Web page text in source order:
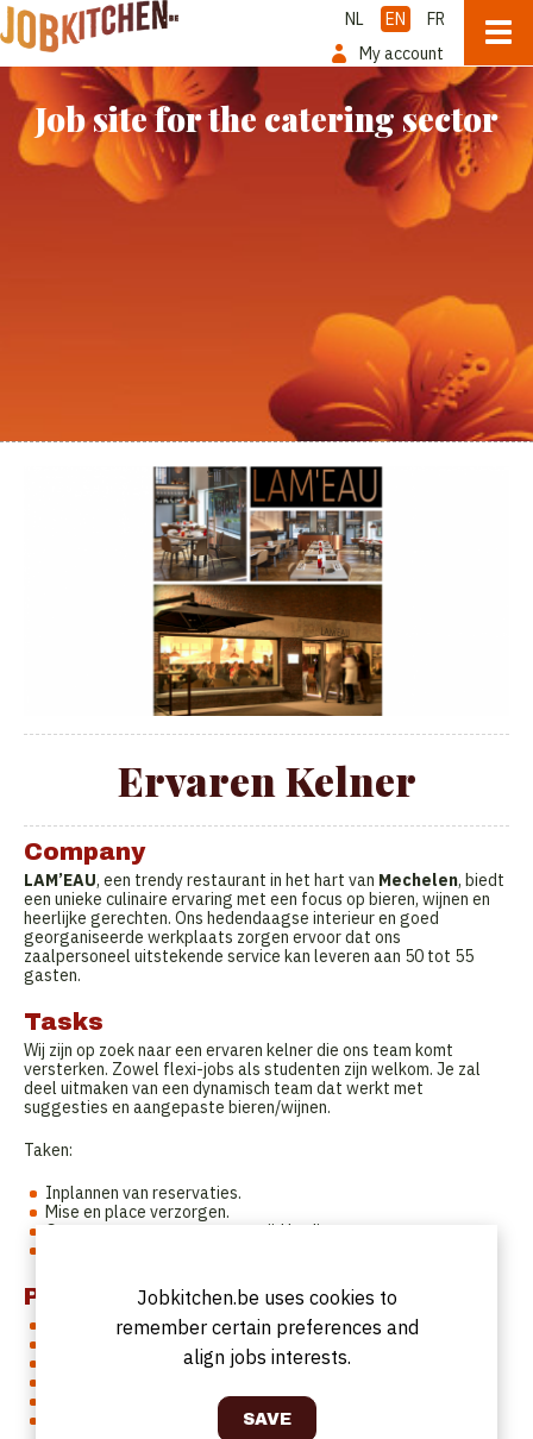
NL EN
FR
My account
Job site for the catering sector
Ervaren Kelner
Company
LAM’EAU, een trendy restaurant in het hart van Mechelen, biedt
een unieke culinaire ervaring met een focus op bieren, wijnen en
heerlijke gerechten. Ons hedendaagse interieur en goed
georganiseerde werkplaats zorgen ervoor dat ons
zaalpersoneel uitstekende service kan leveren aan 50 tot 55
gasten.
Tasks
Wij zijn op zoek naar een ervaren kelner die ons team komt
versterken. Zowel flexi-jobs als studenten zijn welkom. Je zal
deel uitmaken van een dynamisch team dat werkt met
suggesties en aangepaste bieren/wijnen.
Taken:
Inplannen van reservaties.
Mise en place verzorgen.
Gasten ontvangen en toegewijd bedienen.
Profile
Zelfstandig kunnen werken.
Ervaring in een gelijkaardige functie.
Woonachtig rond Mechelen
Jobkitchen.be uses cookies to
remember certain preferences and
align jobs interests.